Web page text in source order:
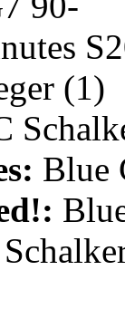
Blue